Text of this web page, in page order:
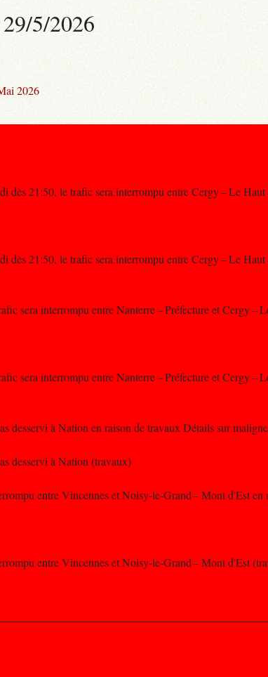
5/2026
2026
dès 21:50, le trafic sera interrompu entre Cergy – Le
dès 21:50, le trafic sera interrompu entre Cergy – Le
sera interrompu entre Nanterre – Préfecture et Cergy –
sera interrompu entre Nanterre – Préfecture et Cergy –
desservi à Nation en raison de travaux Détails sur
desservi à Nation (travaux)
entre Vincennes et Noisy-le-Grand – Mont d'Est en
entre Vincennes et Noisy-le-Grand – Mont d'Est